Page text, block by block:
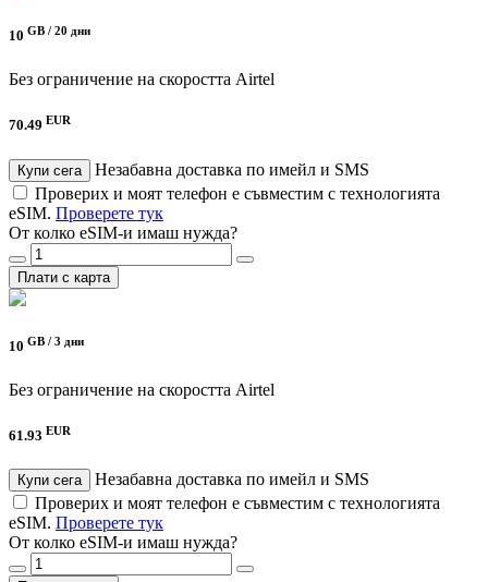
10 GB / 20 дни
Без ограничение на скоростта Airtel
70.49 EUR
Купи сега
Незабавна доставка по имейл и SMS
Проверих и моят телефон е съвместим с технологията
eSIM. Проверете тук
От колко eSIM-и имаш нужда?
Плати с карта
10 GB / 3 дни
Без ограничение на скоростта Airtel
61.93 EUR
Купи сега
Незабавна доставка по имейл и SMS
Проверих и моят телефон е съвместим с технологията
eSIM. Проверете тук
От колко eSIM-и имаш нужда?